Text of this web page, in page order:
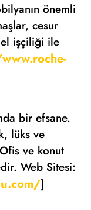
önemli
cesur
el işçiliği ile
bir efsane.
lüks ve
ve konut
Web Sitesi:
]